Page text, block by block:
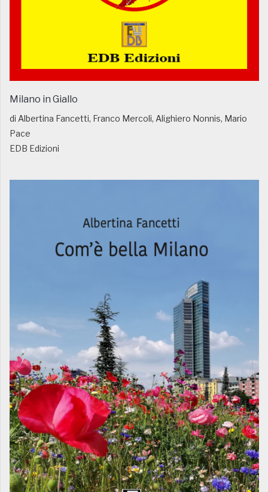
Milano in Giallo
di Albertina Fancetti, Franco Mercoli, Alighiero Nonnis, Mario
Pace
EDB Edizioni